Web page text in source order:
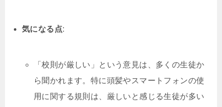
気になる点:
「校則が厳しい」という意見は、多くの生徒か
ら聞かれます。特に頭髪やスマートフォンの使
用に関する規則は、厳しいと感じる生徒が多い